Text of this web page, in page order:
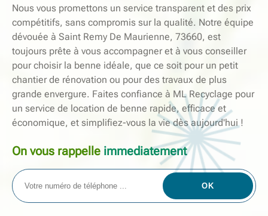
Nous vous promettons un service transparent et des prix
compétitifs, sans compromis sur la qualité. Notre équipe
dévouée à Saint Remy De Maurienne, 73660, est
toujours prête à vous accompagner et à vous conseiller
pour choisir la benne idéale, que ce soit pour un petit
chantier de rénovation ou pour des travaux de plus
grande envergure. Faites confiance à ML Recyclage pour
un service de location de benne rapide, efficace et
économique, et simplifiez-vous la vie dès aujourd'hui !
On vous rappelle immediatement